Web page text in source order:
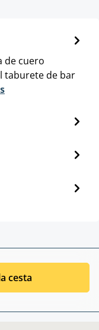
de cuero
taburete de bar
cesta